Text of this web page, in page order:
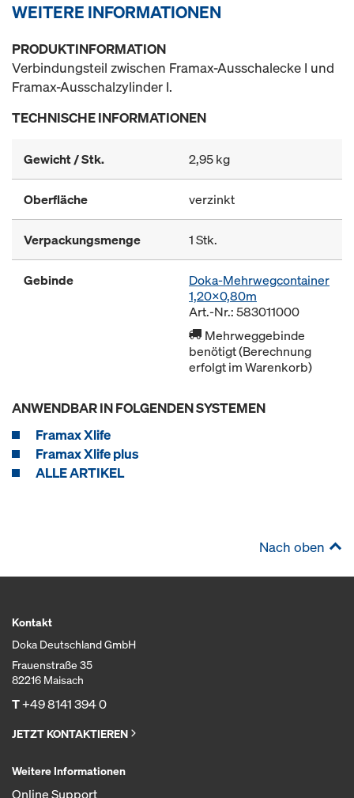
WEITERE INFORMATIONEN
PRODUKTINFORMATION
Verbindungsteil zwischen Framax-Ausschalecke I und
Framax-Ausschalzylinder I.
TECHNISCHE INFORMATIONEN
Gewicht / Stk. 2,95 kg
Oberfläche verzinkt
Verpackungsmenge 1 Stk.
Gebinde
Doka-Mehrwegcontainer
1,20x0,80m
Art.-Nr.: 583011000
Mehrweggebinde
benötigt (Berechnung
erfolgt im Warenkorb)
ANWENDBAR IN FOLGENDEN SYSTEMEN
Framax Xlife
Framax Xlife plus
ALLE ARTIKEL
Nach oben
Kontakt
Doka Deutschland GmbH
Frauenstraße 35
82216 Maisach
T+49 8141 394 0
JETZT KONTAKTIEREN
Weitere Informationen
Online Support